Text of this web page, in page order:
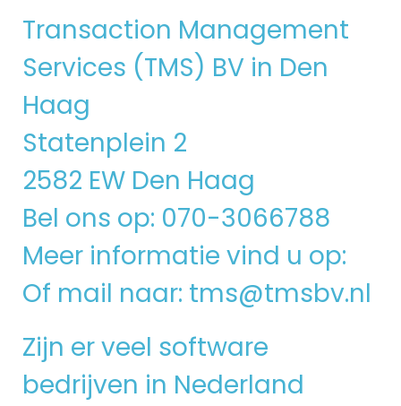
Transaction Management
Services (TMS) BV in Den
Haag
Statenplein 2
2582 EW Den Haag
Bel ons op: 070-3066788
Meer informatie vind u op:
Of mail naar: tms@tmsbv.nl
Zijn er veel software
bedrijven in Nederland